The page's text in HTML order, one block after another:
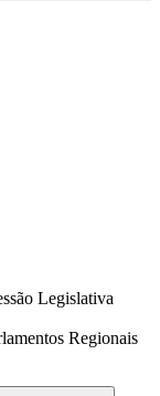
Legislativa
Regionais